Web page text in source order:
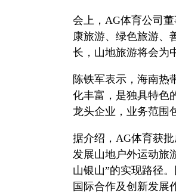
会上，AG体育公司
康旅游、绿色旅游、
长，山地旅游将会为
陈铁军表示，海南热
化丰富，是独具特色
龙头企业，业务范围
据介绍，AG体育获
发展山地户外运动旅
山银山”的实现路径
国际合作及创新发展